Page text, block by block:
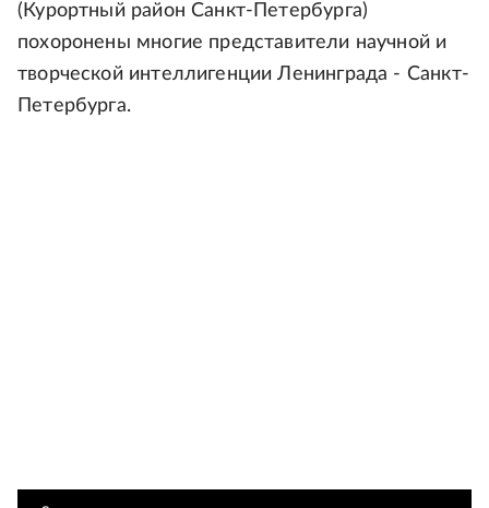
(Курортный район Санкт-Петербурга)
похоронены многие представители научной и
творческой интеллигенции Ленинграда - Санкт-
Петербурга.